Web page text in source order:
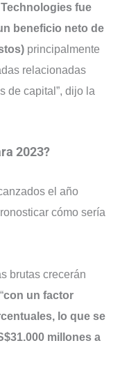
fue
beneficio neto de
principalmente
relacionadas
de capital”, dijo la
2023?
el año
cómo sería
brutas crecerán
con un factor
lo que se
millones a